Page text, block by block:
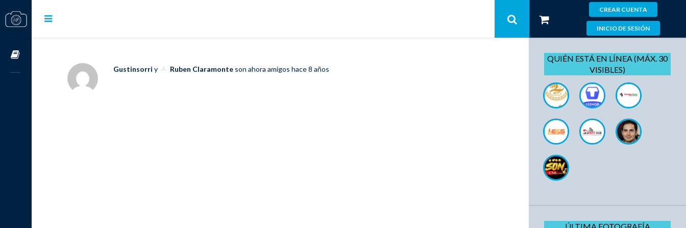
CREAR CUENTA
INICIO DE SESIÓN
Gustinsorri y Ruben Claramonte son ahora amigos hace 8 años
QUIÉN ESTÁ EN LÍNEA (MÁX. 30
VISIBLES)